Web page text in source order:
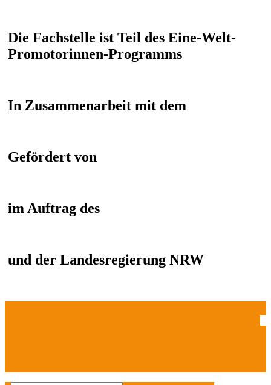
Die Fachstelle ist Teil des Eine-Welt-
Promotorinnen-Programms
In Zusammenarbeit mit dem
Gefördert von
im Auftrag des
und der Landesregierung NRW